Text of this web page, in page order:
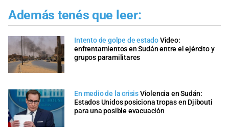
Además tenés que leer:
Intento de golpe de estadoVideo:
enfrentamientos en Sudán entre el ejército y
grupos paramilitares
En medio de la crisisViolencia en Sudán:
Estados Unidos posiciona tropas en Djibouti
para una posible evacuación